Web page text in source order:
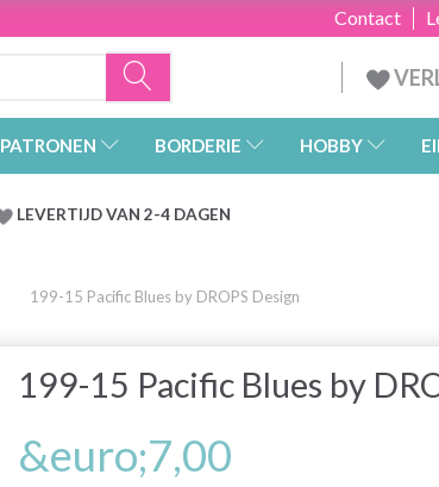
Contact
PATRONEN BORDERIE HOBBY
LEVERTIJD VAN 2-4 DAGEN
199-15 Pacific Blues by DROPS Design
199-15 Pacific Blues by
&euro;7,00